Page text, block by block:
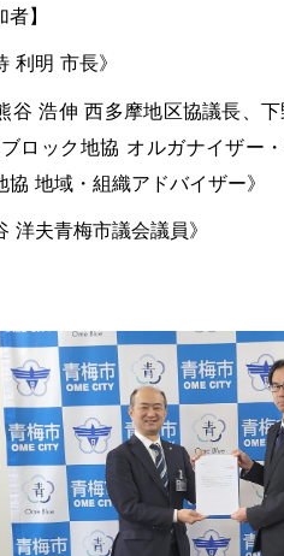
】
利明 市長》
谷 浩伸 西多摩地区協議長、
ロック地協 オルガナイザー
地域・組織アドバイザー》
洋夫青梅市議会議員》